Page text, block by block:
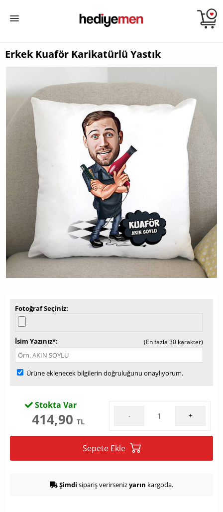
Erkek Kuaför Karikatürlü Yastık
Fotoğraf Seçiniz
İsim Yazınız* (En fazla 30 karakter)
Ürüne eklenecek bilgilerin doğruluğunu onaylıyorum.
Stokta Var
414,90 TL
- +
Sepete Ekle
Şimdi sipariş verirsenizyarın kargoda.